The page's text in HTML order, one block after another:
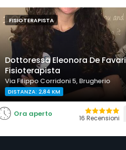
FISIOTERAPISTA
Dottoressa Eleonora De Favari
Fisioterapista
Via Filippo Corridoni 5, Brugherio
DISTANZA: 2,84 KM
Ora aperto 16 Recensioni